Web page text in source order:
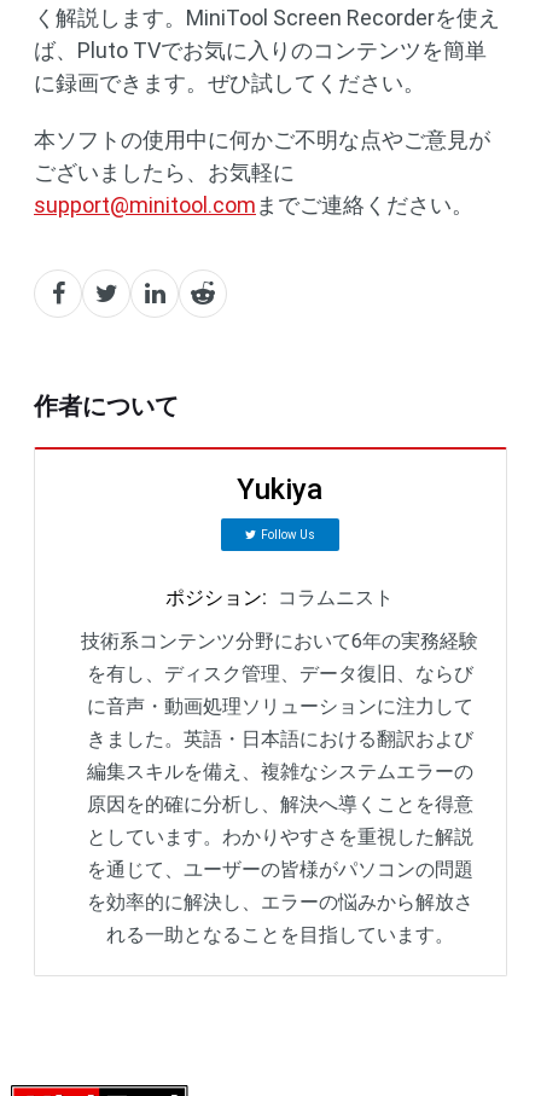
く解説します。MiniTool Screen Recorderを使え
ば、Pluto TVでお気に入りのコンテンツを簡単
に録画できます。ぜひ試してください。
本ソフトの使用中に何かご不明な点やご意見が
ございましたら、お気軽に
support@minitool.com までご連絡ください。
作者について
Yukiya
Follow Us
ポジション:
コラムニスト
技術系コンテンツ分野において6年の実務経験
を有し、ディスク管理、データ復旧、ならび
に音声・動画処理ソリューションに注力して
きました。英語・日本語における翻訳および
編集スキルを備え、複雑なシステムエラーの
原因を的確に分析し、解決へ導くことを得意
としています。わかりやすさを重視した解説
を通じて、ユーザーの皆様がパソコンの問題
を効率的に解決し、エラーの悩みから解放さ
れる一助となることを目指しています。